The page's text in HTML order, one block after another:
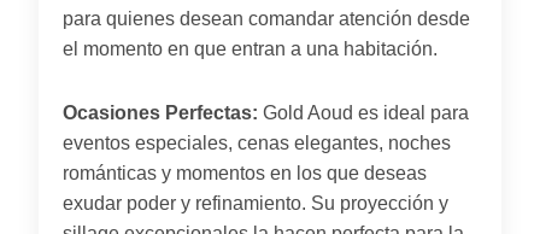
para quienes desean comandar atención desde
el momento en que entran a una habitación.
Ocasiones Perfectas: Gold Aoud es ideal para
eventos especiales, cenas elegantes, noches
románticas y momentos en los que deseas
exudar poder y refinamiento. Su proyección y